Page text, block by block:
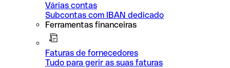
Várias contas
Subcontas com IBAN dedicado
Ferramentas financeiras
Faturas de fornecedores
Tudo para gerir as suas faturas